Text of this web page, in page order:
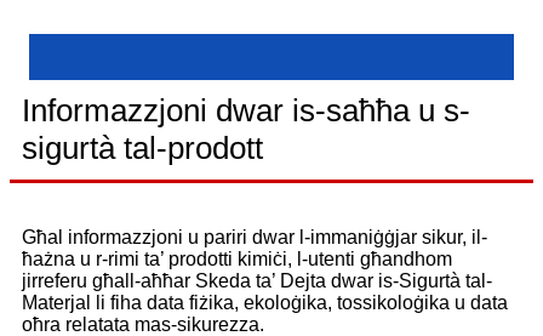
Informazzjoni dwar is-saħħa u s-
sigurtà tal-prodott
Għal informazzjoni u pariri dwar l-immaniġġjar sikur, il-
ħażna u r-rimi ta’ prodotti kimiċi, l-utenti għandhom
jirreferu għall-aħħar Skeda ta’ Dejta dwar is-Sigurtà tal-
Materjal li fiha data fiżika, ekoloġika, tossikoloġika u data
oħra relatata mas-sikurezza.